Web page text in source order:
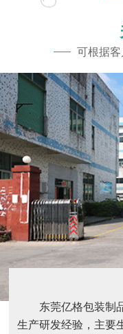
可根据
东莞亿格包装制品
生产研发经验，主要